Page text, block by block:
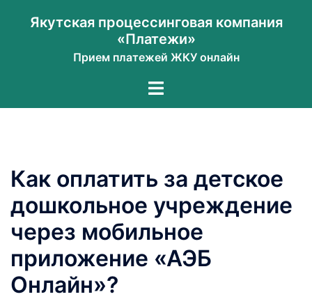
Якутская процессинговая компания
«Платежи»
Прием платежей ЖКУ онлайн
Переключатель
Как оплатить за детское
дошкольное учреждение
через мобильное
приложение «АЭБ
Онлайн»?